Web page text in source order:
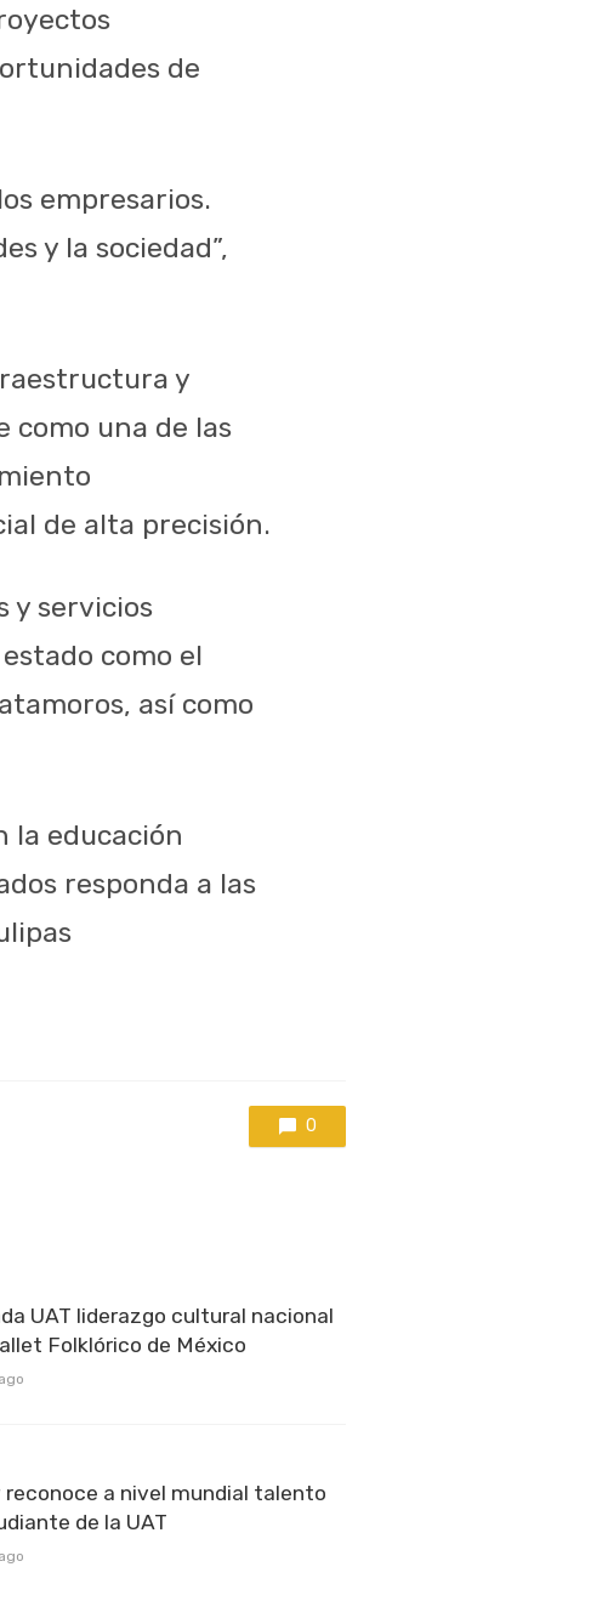
de
empresarios.
y la sociedad”,
y
como una de las
de alta precisión.
y servicios
como el
así como
la educación
responda a las
0
UAT liderazgo cultural nacional
Folklórico de México
reconoce a nivel mundial talento
de la UAT